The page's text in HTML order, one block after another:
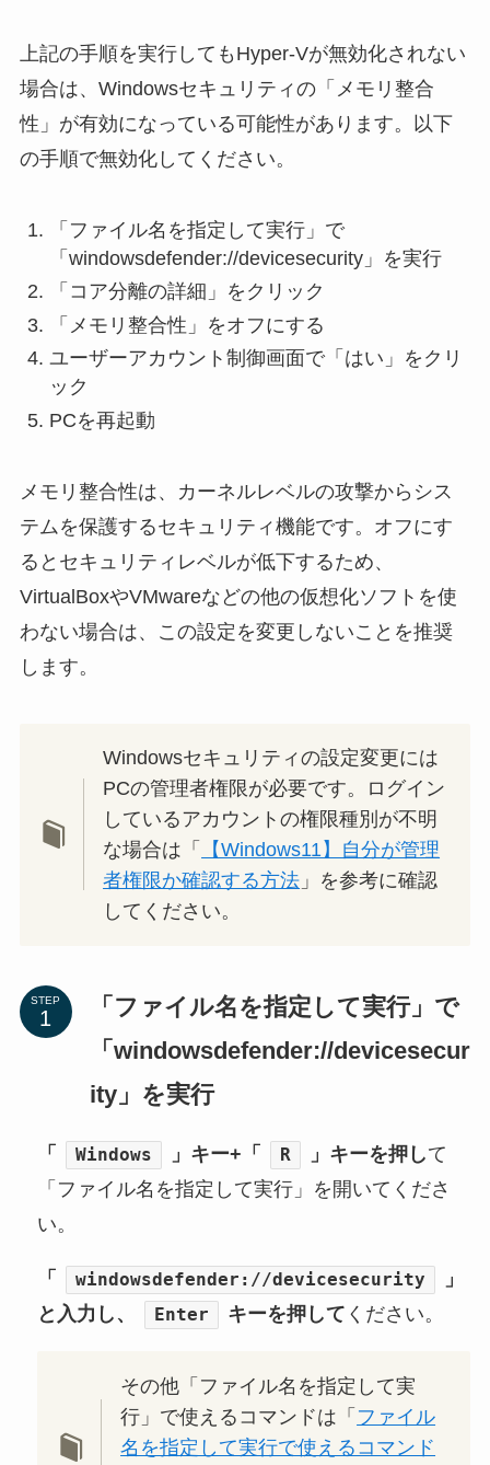
上記の手順を実行してもHyper-Vが無効化されない
場合は、Windowsセキュリティの「メモリ整合
性」が有効になっている可能性があります。以下
の手順で無効化してください。
「ファイル名を指定して実行」で
「windowsdefender://devicesecurity」を実行
「コア分離の詳細」をクリック
「メモリ整合性」をオフにする
ユーザーアカウント制御画面で「はい」をクリ
ック
PCを再起動
メモリ整合性は、カーネルレベルの攻撃からシス
テムを保護するセキュリティ機能です。オフにす
るとセキュリティレベルが低下するため、
VirtualBoxやVMwareなどの他の仮想化ソフトを使
わない場合は、この設定を変更しないことを推奨
します。
Windowsセキュリティの設定変更には
PCの管理者権限が必要です。ログイン
しているアカウントの権限種別が不明
な場合は「
【Windows11】自分が管理
者権限か確認する方法 」を参考に確認
してください。
STEP
「ファイル名を指定して実行」で
「windowsdefender://devicesecur
ity」を実行
「 Windows 」キー+「 R 」キーを押して
「ファイル名を指定して実行」を開いてくださ
い。
「 windowsdefender://devicesecurity
」
と入力し、
Enter キーを押して ください。
その他「ファイル名を指定して実
行」で使えるコマンドは「 ファイル
名を指定して実行で使えるコマンド